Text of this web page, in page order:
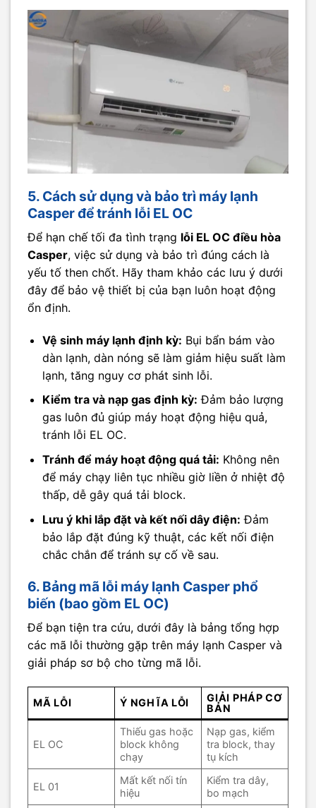
5. Cách sử dụng và bảo trì máy lạnh
Casper để tránh lỗi EL OC
Để hạn chế tối đa tình trạng lỗi EL OC điều hòa
Casper, việc sử dụng và bảo trì đúng cách là
yếu tố then chốt. Hãy tham khảo các lưu ý dưới
đây để bảo vệ thiết bị của bạn luôn hoạt động
ổn định.
Vệ sinh máy lạnh định kỳ: Bụi bẩn bám vào
dàn lạnh, dàn nóng sẽ làm giảm hiệu suất làm
lạnh, tăng nguy cơ phát sinh lỗi.
Kiểm tra và nạp gas định kỳ: Đảm bảo lượng
gas luôn đủ giúp máy hoạt động hiệu quả,
tránh lỗi EL OC.
Tránh để máy hoạt động quá tải: Không nên
để máy chạy liên tục nhiều giờ liền ở nhiệt độ
thấp, dễ gây quá tải block.
Lưu ý khi lắp đặt và kết nối dây điện: Đảm
bảo lắp đặt đúng kỹ thuật, các kết nối điện
chắc chắn để tránh sự cố về sau.
6. Bảng mã lỗi máy lạnh Casper phổ
biến (bao gồm EL OC)
Để bạn tiện tra cứu, dưới đây là bảng tổng hợp
các mã lỗi thường gặp trên máy lạnh Casper và
giải pháp sơ bộ cho từng mã lỗi.
MÃ LỖI Ý NGHĨA LỖI
GIẢI PHÁP CƠ
BẢN
EL OC
Thiếu gas hoặc
block không
chạy
Nạp gas, kiểm
tra block, thay
tụ kích
EL 01
Mất kết nối tín
hiệu
Kiểm tra dây,
bo mạch